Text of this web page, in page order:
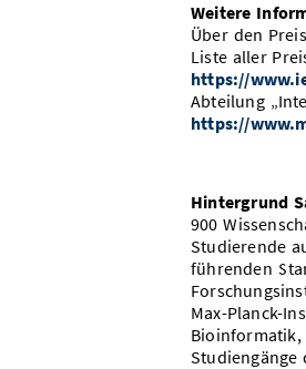
Weitere
Über den
Liste aller
https://
Abteilung
https://
Hintergrund
900
Studierende
führenden
Max-Planck-
Bioinformatik,
Studiengänge